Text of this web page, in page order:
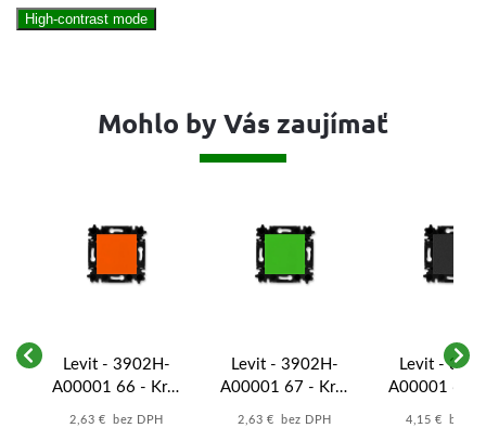
High-contrast mode
Mohlo by Vás zaujímať
Levit - 3902H-
A00001 66 - Kryt
zaslepovací -
2,63 € bez DPH
Levit - 3902H-
A00001 67 - Kryt
zaslepovací -
2,63 € bez DPH
Levit -
A00001 63 -
zaslepovací
4,15 € bez